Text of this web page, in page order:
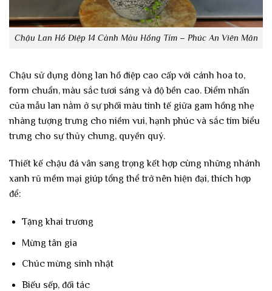
Chậu Lan Hồ Điệp 14 Cành Màu Hồng Tím – Phúc An Viên Mãn
Chậu sử dụng dòng lan hồ điệp cao cấp với cánh hoa to,
form chuẩn, màu sắc tươi sáng và độ bền cao. Điểm nhấn
của mẫu lan nằm ở sự phối màu tinh tế giữa gam hồng nhẹ
nhàng tượng trưng cho niềm vui, hạnh phúc và sắc tím biểu
trưng cho sự thủy chung, quyền quý.
Thiết kế chậu đá vân sang trọng kết hợp cùng những nhánh
xanh rũ mềm mại giúp tổng thể trở nên hiện đại, thích hợp
để:
Tặng khai trương
Mừng tân gia
Chúc mừng sinh nhật
Biếu sếp, đối tác